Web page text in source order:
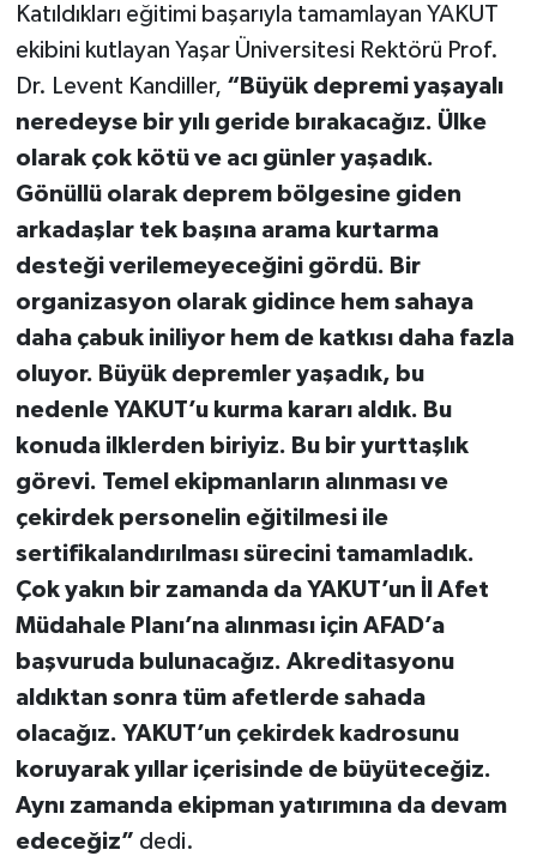
Katıldıkları eğitimi başarıyla tamamlayan YAKUT
ekibini kutlayan Yaşar Üniversitesi Rektörü Prof.
Dr. Levent Kandiller, “Büyük depremi yaşayalı
neredeyse bir yılı geride bırakacağız. Ülke
olarak çok kötü ve acı günler yaşadık.
Gönüllü olarak deprem bölgesine giden
arkadaşlar tek başına arama kurtarma
desteği verilemeyeceğini gördü. Bir
organizasyon olarak gidince hem sahaya
daha çabuk iniliyor hem de katkısı daha fazla
oluyor. Büyük depremler yaşadık, bu
nedenle YAKUT’u kurma kararı aldık. Bu
konuda ilklerden biriyiz. Bu bir yurttaşlık
görevi. Temel ekipmanların alınması ve
çekirdek personelin eğitilmesi ile
sertifikalandırılması sürecini tamamladık.
Çok yakın bir zamanda da YAKUT’un İl Afet
Müdahale Planı’na alınması için AFAD’a
başvuruda bulunacağız. Akreditasyonu
aldıktan sonra tüm afetlerde sahada
olacağız. YAKUT’un çekirdek kadrosunu
koruyarak yıllar içerisinde de büyüteceğiz.
Aynı zamanda ekipman yatırımına da devam
edeceğiz” dedi.